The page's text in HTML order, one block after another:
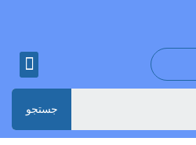
جستجو